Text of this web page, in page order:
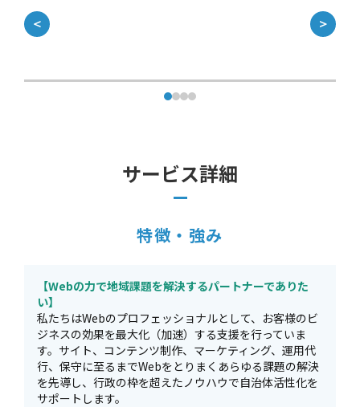
＜ ＞
サービス詳細
特徴・強み
【Webの力で地域課題を解決するパートナーでありた
い】
私たちはWebのプロフェッショナルとして、お客様のビ
ジネスの効果を最大化（加速）する支援を行っていま
す。サイト、コンテンツ制作、マーケティング、運用代
行、保守に至るまでWebをとりまくあらゆる課題の解決
を先導し、行政の枠を超えたノウハウで自治体活性化を
サポートします。